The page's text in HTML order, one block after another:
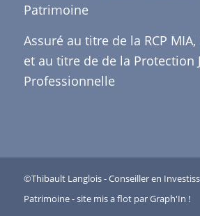
Patrimoine
Assuré au titre de la RCP MIA,
et au titre de de la Protection
Professionnelle
©Thibault Langlois - Conseiller en
Patrimoine - site mis a flot parGraph'In !